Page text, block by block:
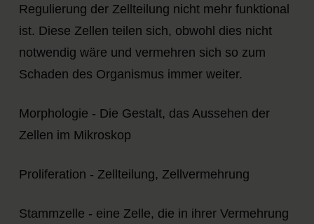
Regulierung der Zellteilung nicht mehr funktional
ist. Diese Zellen teilen sich, obwohl dies nicht
notwendig wäre und vermehren sich so zum
Schaden des Organismus immer weiter.
Morphologie - Die Gestalt, das Aussehen der
Zellen im Mikroskop
Proliferation - Zellteilung, Zellvermehrung
Stammzelle - eine Zelle, die in ihrer Vermehrung